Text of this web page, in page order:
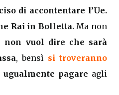
di accontentare l’Ue.
Rai in Bolletta.Ma non
non vuol dire che sarà
, bensì si troveranno
pagare agli